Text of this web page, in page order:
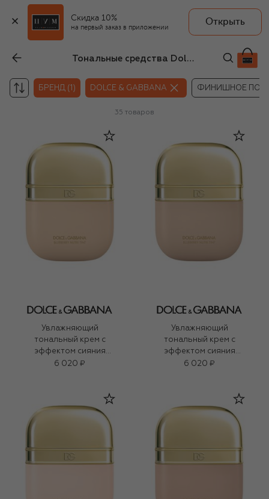
Скидка 10%
на первый заказ в приложении
Открыть
Тональные средства Dolce & Gabbana
БРЕНД (1) DOLCE & GABBANA ФИНИШНОЕ
35 товаров
Увлажняющий
тональный крем с
эффектом сияния
Blueberry Nutri-Tint SPF
6 020 ₽
Увлажняющий
тональный крем с
эффектом сияния
Blueberry Nutri-Tint SPF
6 020 ₽